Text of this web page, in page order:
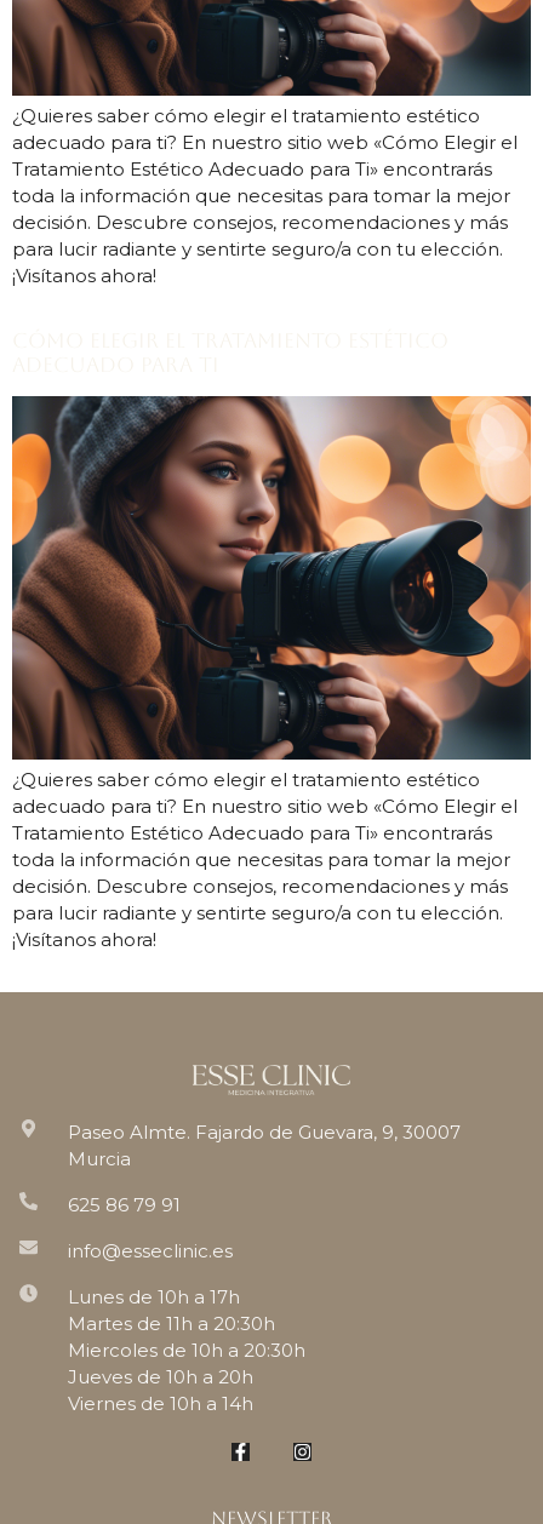
¿Quieres saber cómo elegir el tratamiento estético
adecuado para ti? En nuestro sitio web «Cómo Elegir el
Tratamiento Estético Adecuado para Ti» encontrarás
toda la información que necesitas para tomar la mejor
decisión. Descubre consejos, recomendaciones y más
para lucir radiante y sentirte seguro/a con tu elección.
¡Visítanos ahora!
¿Quieres saber cómo elegir el tratamiento estético
adecuado para ti? En nuestro sitio web «Cómo Elegir el
Tratamiento Estético Adecuado para Ti» encontrarás
toda la información que necesitas para tomar la mejor
decisión. Descubre consejos, recomendaciones y más
para lucir radiante y sentirte seguro/a con tu elección.
¡Visítanos ahora!
Paseo Almte. Fajardo de Guevara, 9, 30007
Murcia
625 86 79 91
info@esseclinic.es
Lunes de 10h a 17h
Martes de 11h a 20:30h
Miercoles de 10h a 20:30h
Jueves de 10h a 20h
Viernes de 10h a 14h
Newsletter